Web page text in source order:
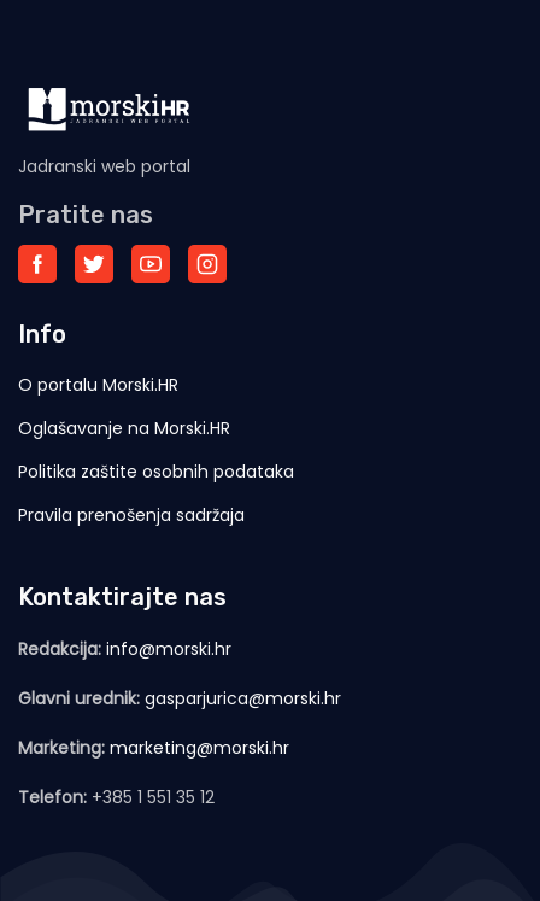
Jadranski web portal
Pratite nas
Info
O portalu Morski.HR
Oglašavanje na Morski.HR
Politika zaštite osobnih podataka
Pravila prenošenja sadržaja
Kontaktirajte nas
Redakcija: info@morski.hr
Glavni urednik: gasparjurica@morski.hr
Marketing: marketing@morski.hr
Telefon: +385 1 551 35 12